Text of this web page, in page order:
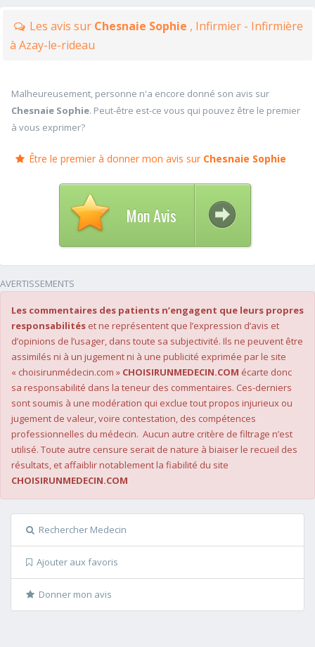
Les avis sur Chesnaie Sophie , Infirmier - Infirmière
à Azay-le-rideau
Malheureusement, personne n'a encore donné son avis sur
Chesnaie Sophie. Peut-être est-ce vous qui pouvez être le premier
à vous exprimer?
Être le premier à donner mon avis sur Chesnaie Sophie
Mon Avis
AVERTISSEMENTS
Les commentaires des patients n’engagent que leurs propres
responsabilités et ne représentent que l’expression d’avis et
d’opinions de l’usager, dans toute sa subjectivité. Ils ne peuvent être
assimilés ni à un jugement ni à une publicité exprimée par le site
« choisirunmédecin.com » CHOISIRUNMEDECIN.COM écarte donc
sa responsabilité dans la teneur des commentaires. Ces-derniers
sont soumis à une modération qui exclue tout propos injurieux ou
jugement de valeur, voire contestation, des compétences
professionnelles du médecin. Aucun autre critère de filtrage n’est
utilisé. Toute autre censure serait de nature à biaiser le recueil des
résultats, et affaiblir notablement la fiabilité du site
CHOISIRUNMEDECIN.COM
Rechercher Medecin
Ajouter aux favoris
Donner mon avis